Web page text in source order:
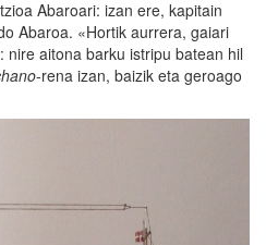
Abaroari: izan ere, kapitain
Abaroa. «Hortik aurrera, gaiari
aitona barku istripu batean hil
-rena izan, baizik eta geroago